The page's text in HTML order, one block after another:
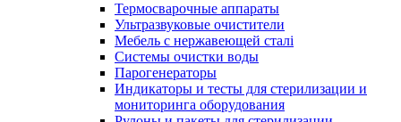
Термосварочные аппараты
Ультразвуковые очистители
Мебель с нержавеющей сталі
Системы очистки воды
Парогенераторы
Индикаторы и тесты для стерилизации и
мониторинга оборудования